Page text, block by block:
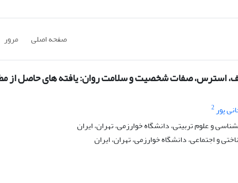
صفحه اصلی مرور
استرس، صفات شخصیت و سلامت روان: یافته های حاصل از
پور2
و علوم تربیتی، دانشگاه خوارزمی، تهران، ایران
و اجتماعی، دانشگاه خوارزمی، تهران، ایران